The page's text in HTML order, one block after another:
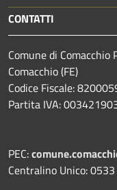
CONTATTI
Comune di
Comacchio (FE)
Codice Fiscale:
Partita IVA:
PEC:
Centralino Unico: